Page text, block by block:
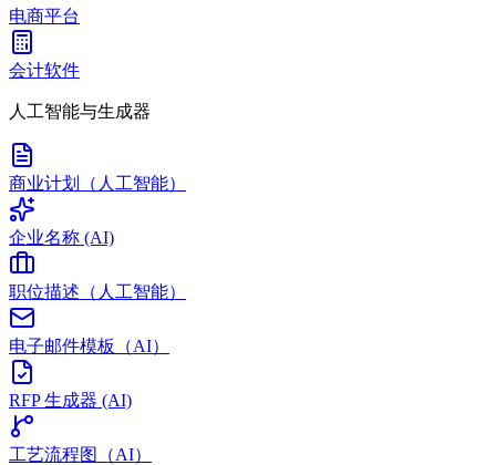
电商平台
会计软件
人工智能与生成器
商业计划（人工智能）
企业名称 (AI)
职位描述（人工智能）
电子邮件模板（AI）
RFP 生成器 (AI)
工艺流程图（AI）